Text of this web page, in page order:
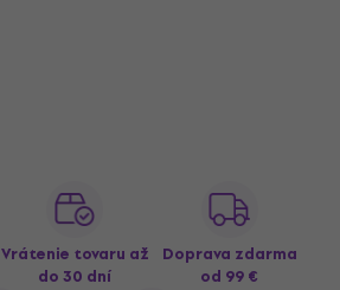
Vrátenie tovaru až
do 30 dní
Doprava zdarma
od 99 €